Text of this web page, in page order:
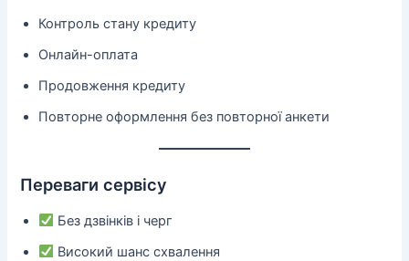
Контроль стану кредиту
Онлайн-оплата
Продовження кредиту
Повторне оформлення без повторної анкети
Переваги сервісу
Без дзвінків і черг
Високий шанс схвалення